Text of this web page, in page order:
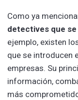
Como ya
detectives que
ejemplo, existen
que se introducen
empresas. Su
información,
más